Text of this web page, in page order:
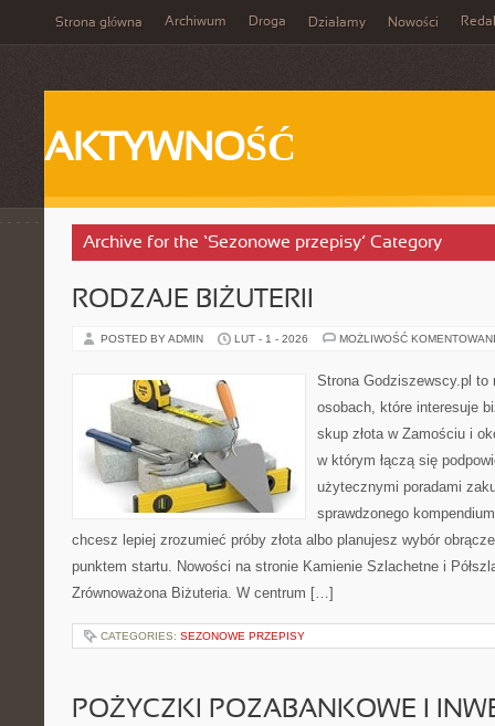
Strona główna Archiwum Droga Działamy Nowości
AKTYWNOŚĆ
Archive for the ‘Sezonowe przepisy’ Category
RODZAJE BIŻUTERII
POSTED BY ADMIN LUT - 1 - 2026 MOŻLIWOŚĆ
Strona Godziszewscy.pl
osobach, które interesuje
skup złota w Zamościu i
w którym łączą się
użytecznymi poradami
sprawdzonego
chcesz lepiej zrozumieć próby złota albo planujesz wybór
punktem startu. Nowości na stronie Kamienie Szlachetne i
Zrównoważona Biżuteria. W centrum […]
CATEGORIES: SEZONOWE PRZEPISY
POŻYCZKI POZABANKOWE I